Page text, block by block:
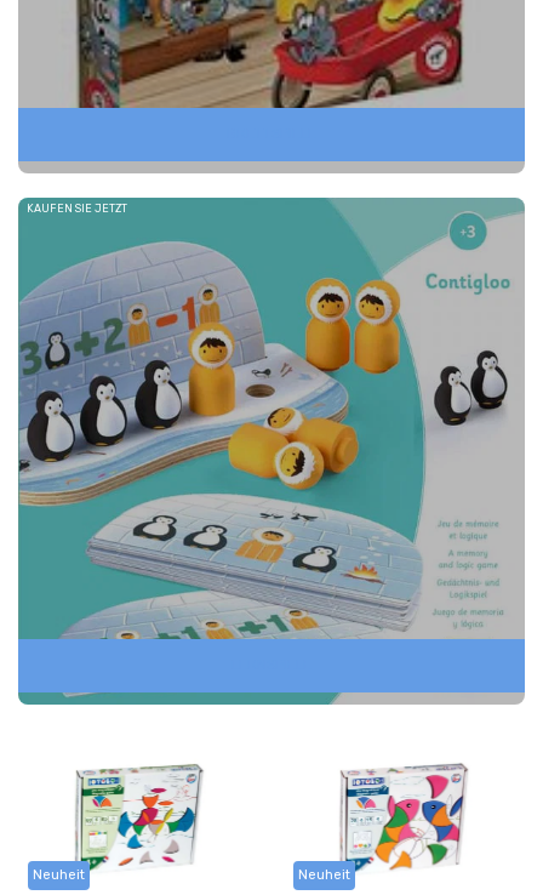
KAUFEN SIE JETZT
Neuheit Neuheit